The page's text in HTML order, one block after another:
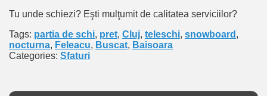
Tu unde schiezi? Eşti mulţumit de calitatea serviciilor?
Tags: partia de schi, pret, Cluj, teleschi, snowboard ,
nocturna, Feleacu, Buscat, Baisoara
Categories: Sfaturi